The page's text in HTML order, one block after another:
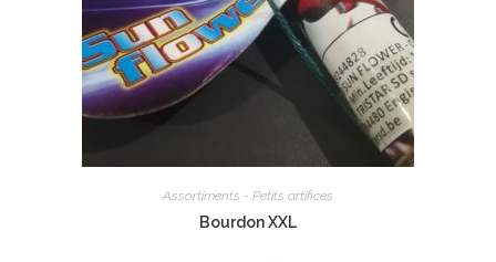
Assortiments - Petits artifices
Bourdon XXL